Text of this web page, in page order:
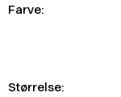
Farve:
Størrelse: